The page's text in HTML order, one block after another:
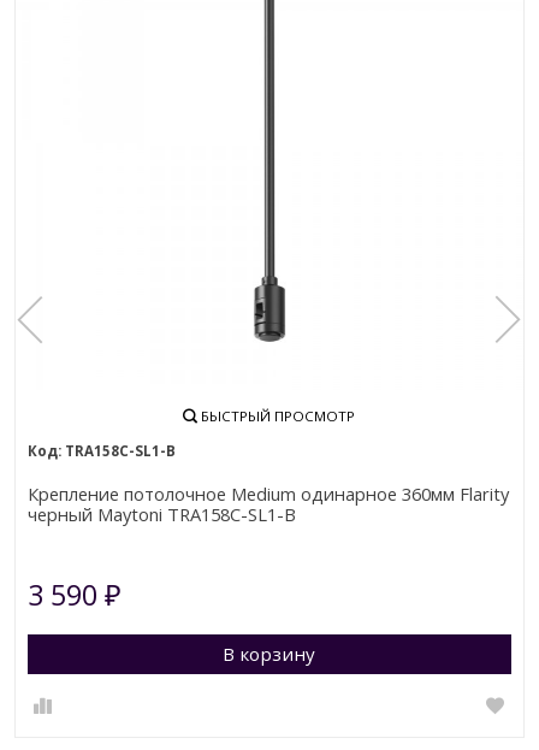
БЫСТРЫЙ ПРОСМОТР
TRA158С-SL1-B
Крепление потолочное Medium одинарное 360мм Flarity
черный Maytoni TRA158С-SL1-B
3 590₽
В корзину